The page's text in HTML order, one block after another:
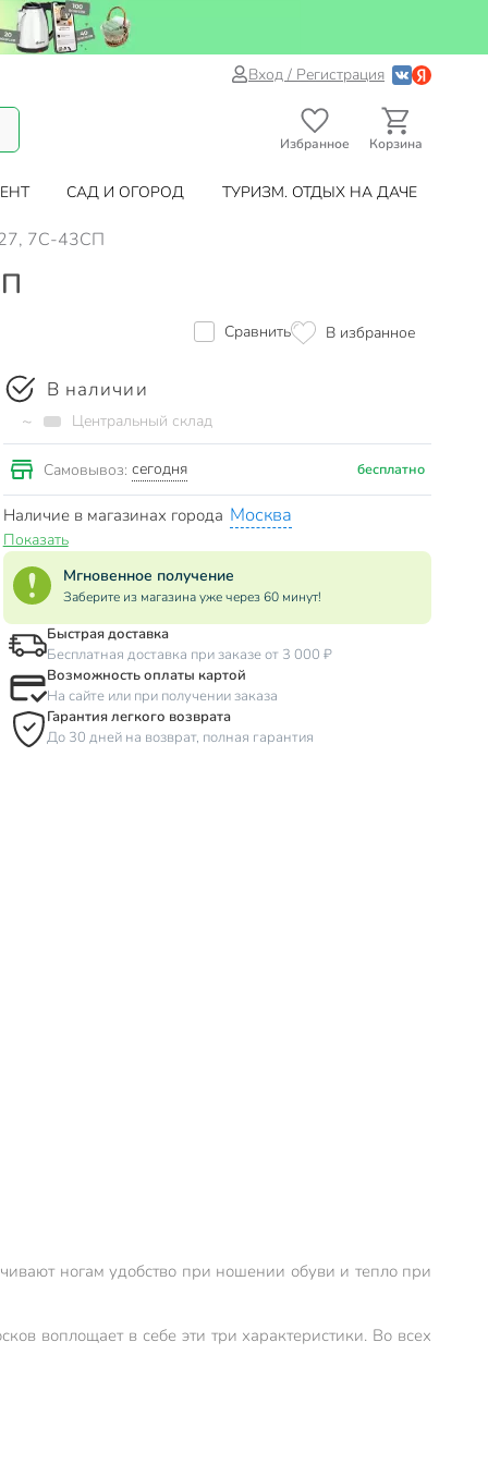
Вход / Регистрация
Избранное Корзина
САД И ОГОРОД ТУРИЗМ. ОТДЫХ НА ДАЧЕ
27, 7С-43СП
Сравнить В избранное
В наличии
~ Центральный склад
Самовывоз: сегодня бесплатно
Наличие в магазинах города Москва
Показать
Мгновенное получение
Заберите из магазина уже через 60 минут!
Быстрая доставка
Бесплатная доставка при заказе от 3 000 ₽
Возможность оплаты картой
На сайте или при получении заказа
Гарантия легкого возврата
До 30 дней на возврат, полная гарантия
ногам удобство при ношении обуви и тепло при
воплощает в себе эти три характеристики. Во всех